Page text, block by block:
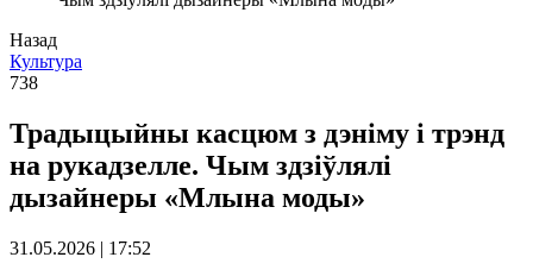
Назад
Культура
738
Традыцыйны касцюм з дэніму і трэнд
на рукадзелле. Чым здзіўлялі
дызайнеры «Млына моды»
31.05.2026 | 17:52